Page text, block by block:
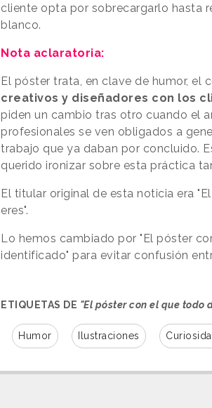
cliente opta por sobrecargarlo hasta
blanco.
Nota aclaratoria:
El póster trata, en clave de humor, el
creativos y diseñadores con los
piden un cambio tras otro cuando el
profesionales se ven obligados a
trabajo que ya daban por concluido.
querido ironizar sobre esta práctica
El titular original de esta noticia era
eres".
Lo hemos cambiado por "El póster
identificado" para evitar confusión
ETIQUETAS DE "El póster con el que
Humor Ilustraciones